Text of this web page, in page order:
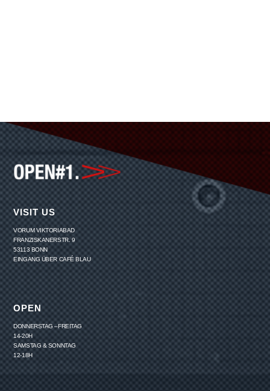
VISIT US
VORUM VIKTORIABAD
FRANZISKANERSTR. 9
53113 BONN
EINGANG ÜBER CAFÉ BLAU
OPEN
DONNERSTAG –FREITAG
14-20H
SAMSTAG & SONNTAG
12-18H